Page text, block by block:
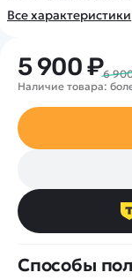
Все характеристики
5 900 ₽6
Наличие товара:
Способы